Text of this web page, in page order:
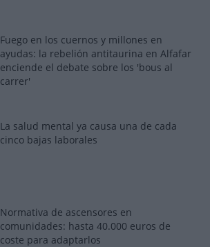
Fuego en los cuernos y millones en
ayudas: la rebelión antitaurina en Alfafar
enciende el debate sobre los 'bous al
carrer'
La salud mental ya causa una de cada
cinco bajas laborales
Normativa de ascensores en
comunidades: hasta 40.000 euros de
coste para adaptarlos